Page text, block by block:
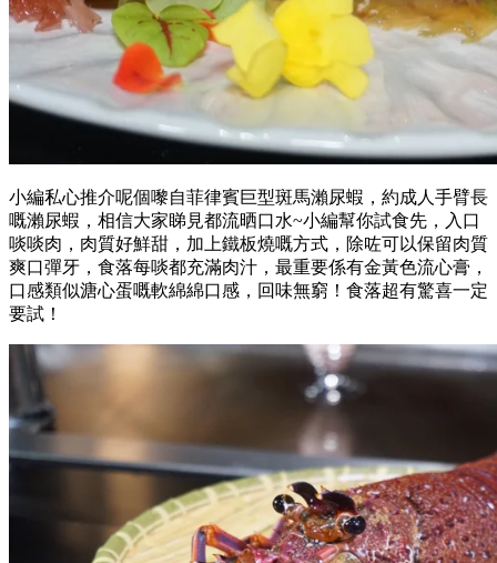
小編私心推介呢個嚟自菲律賓巨型斑馬瀨尿蝦，約成人手臂長
嘅瀨尿蝦，相信大家睇見都流晒口水~小編幫你試食先，入口
啖啖肉，肉質好鮮甜，加上鐵板燒嘅方式，除咗可以保留肉質
爽口彈牙，食落每啖都充滿肉汁，最重要係有金黃色流心膏，
口感類似溏心蛋嘅軟綿綿口感，回味無窮！食落超有驚喜一定
要試！